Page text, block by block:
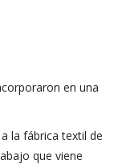
en una
la fábrica textil de
que viene